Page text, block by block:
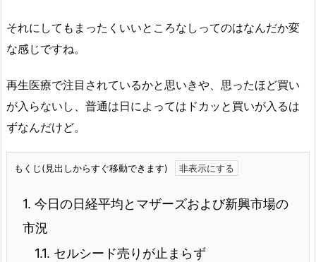
それにしてもまったくいいところなしってのはなんだか変
な感じですね。
再生医療で注目されているかと思いきや、思ったほど買い
が入らないし、普通は日によってはドカッと買いが入るは
ずなんだけど。
もくじ(見出しからすぐ移動できます)
1. 今日の日経平均とマザーズおよび新興市場の
市況
1.1. セルシード売りが止まらず